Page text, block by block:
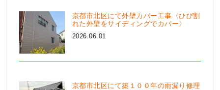
京都市北区にて外壁カバー工事〈ひび割
れた外壁をサイディングでカバー〉
2026.06.01
京都市北区にて築１００年の雨漏り修理